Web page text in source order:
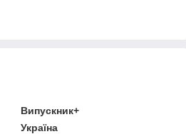
Випускник+
Україна